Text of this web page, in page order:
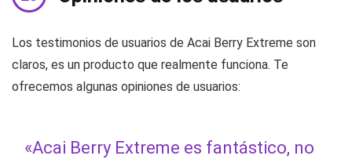
Los testimonios de usuarios de Acai Berry Extreme son
claros, es un producto que realmente funciona. Te
ofrecemos algunas opiniones de usuarios:
«Acai Berry Extreme es fantástico, no